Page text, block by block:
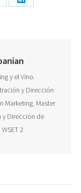
Share
y el Vino.
y Dirección
Marketing. Master
y Dirección de
2